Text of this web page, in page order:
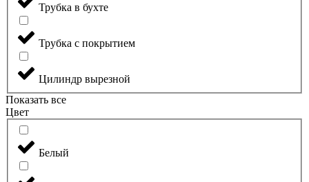
Трубка в бухте
Трубка с покрытием
Цилиндр вырезной
Показать все
Цвет
Белый